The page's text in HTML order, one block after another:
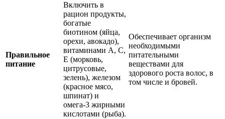
Правильное
питание
Включить в
рацион продукты,
богатые
биотином (яйца,
орехи, авокадо),
витаминами А, С,
Е (морковь,
цитрусовые,
зелень), железом
(красное мясо,
шпинат) и
омега-3 жирными
кислотами (рыба).
Обеспечивает организм
необходимыми
питательными
веществами для
здорового роста волос, в
том числе и бровей.